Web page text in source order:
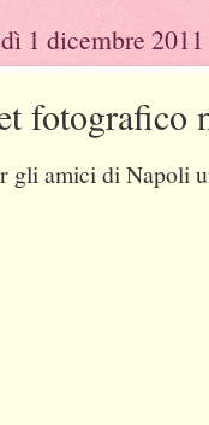
1 dicembre 2011
fotografico
gli amici di Napoli